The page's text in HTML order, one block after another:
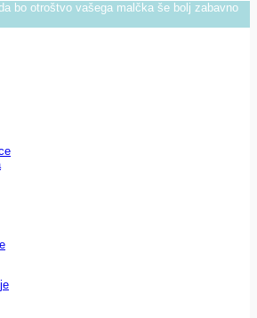
bo otroštvo vašega malčka še bolj zabavno